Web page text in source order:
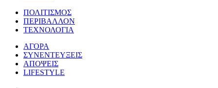
ΠΟΛΙΤΙΣΜΟΣ
ΠΕΡΙΒΑΛΛΟΝ
ΤΕΧΝΟΛΟΓΙΑ
ΑΓΟΡΑ
ΣΥΝΕΝΤΕΥΞΕΙΣ
ΑΠΟΨΕΙΣ
LIFESTYLE